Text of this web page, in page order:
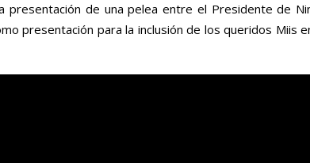
presentación de una pelea entre el Presidente de
presentación para la inclusión de los queridos Miis